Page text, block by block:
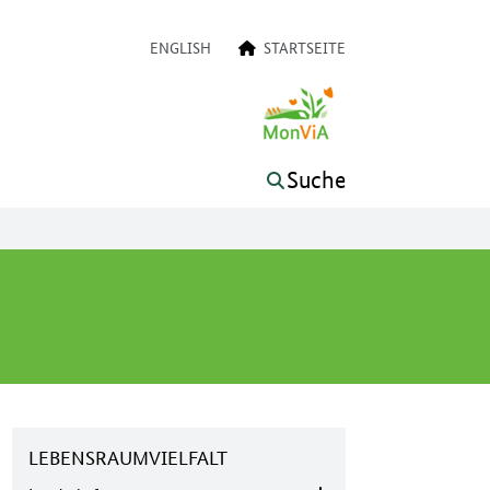
ENGLISH STARTSEITE
Suche
LEBENSRAUMVIELFALT